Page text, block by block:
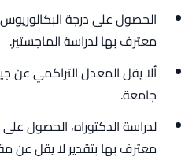
الحصول على درجة
معترف بها لدراسة الماجستير.
ألا يقل المعدل التراكمي
جامعة.
لدراسة الدكتوراه، الحصول
معترف بها بتقدير لا يقل عن